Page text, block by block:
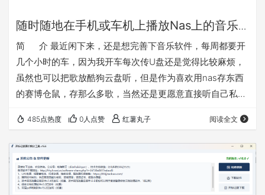
随时随地在手机或车机上播放Nas上的音乐
的简便方法介绍
简 介 最近闲下来，还是想完善下音乐软件，每周都要开
几个小时的车，因为我开车每次传U盘还是觉得比较麻烦，
虽然也可以把歌放酷狗云盘听，但是作为喜欢用nas存东西
的赛博仓鼠，存那么多歌，当然还是更愿意直接听自己私域
版（含车机模式），以后等软件完善了考虑有需要再做一份
鸿蒙版的。其实试过一下mobimusic也是可以用的，但是我
感觉想添加一些功能还是自己做一个更方便，软件主打纯
净，实用，便捷。软件就叫百味音坊把 软件特点： 1、连
接…
485点热度 0人点赞 红薯丸子 阅读全文